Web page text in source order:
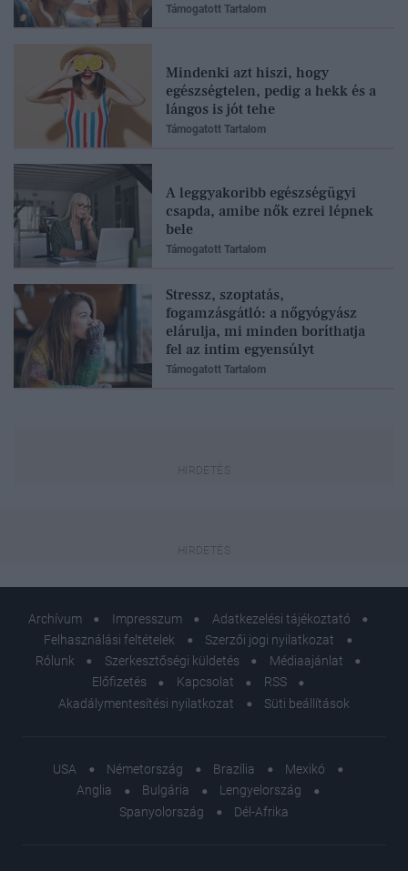
Támogatott Tartalom
Mindenki azt hiszi, hogy
egészségtelen, pedig a hekk és a
lángos is jót tehe
Támogatott Tartalom
A leggyakoribb egészségügyi
csapda, amibe nők ezrei lépnek
bele
Támogatott Tartalom
Stressz, szoptatás,
fogamzásgátló: a nőgyógyász
elárulja, mi minden boríthatja
fel az intim egyensúlyt
Támogatott Tartalom
Archívum Impresszum
Adatkezelési tájékoztató
Felhasználási feltételek
Szerzői jogi nyilatkozat
Rólunk
Szerkesztőségi küldetés
Médiaajánlat
Előfizetés
Kapcsolat
RSS
Akadálymentesítési nyilatkozat
Süti beállítások
USA Németország Brazília
Mexikó
Anglia
Bulgária
Lengyelország
Spanyolország
Dél-Afrika